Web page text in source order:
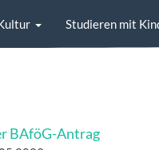
Studieren mit
BAföG-Antrag